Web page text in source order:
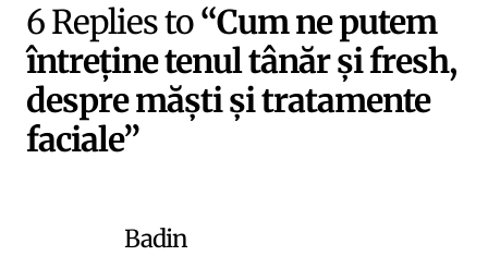
6 Replies to“Cum ne putem
întreține tenul tânăr și fresh,
despre măști și tratamente
faciale”
Badin